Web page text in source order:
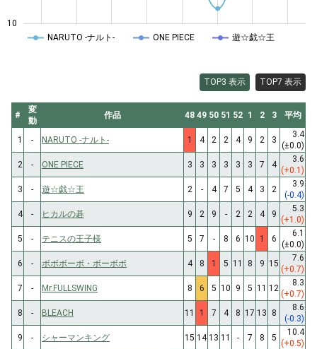
10
NARUTO -ナルト- ONE PIECE 遊☆戯☆王
TOP3 表示 TOP7 表示
#
変
動
作品 48 49 50 51 52 1 2 3 平均
1 - NARUTO -ナルト- 1 4 2 2 4 9 2 3
3.4
(±0.0)
2
- ONE PIECE 3 3 3 3 3 3 7 4
3.6
(+0.1)
3
- 遊☆戯☆王 2 - 4 7 5 4 3 2
3.9
(-0.4)
4
- ヒカルの碁 9 2 9 - 2 2 4 9
5.3
(+1.0)
5
- テニスの王子様 5 7 - 8 6 10 1 6
6.1
(±0.0)
6
- ボボボーボ・ボーボボ 4 8 1 5 11 8 9 15
7.6
(+0.7)
7
- Mr.FULLSWING 8 6 5 10 9 5 11 12
8.3
(+0.7)
8
- BLEACH 11 1 7 4 8 17 13 8
8.6
(-0.3)
9
- シャーマンキング 15 14 13 11 - 7 8 5
10.4
(+0.5)